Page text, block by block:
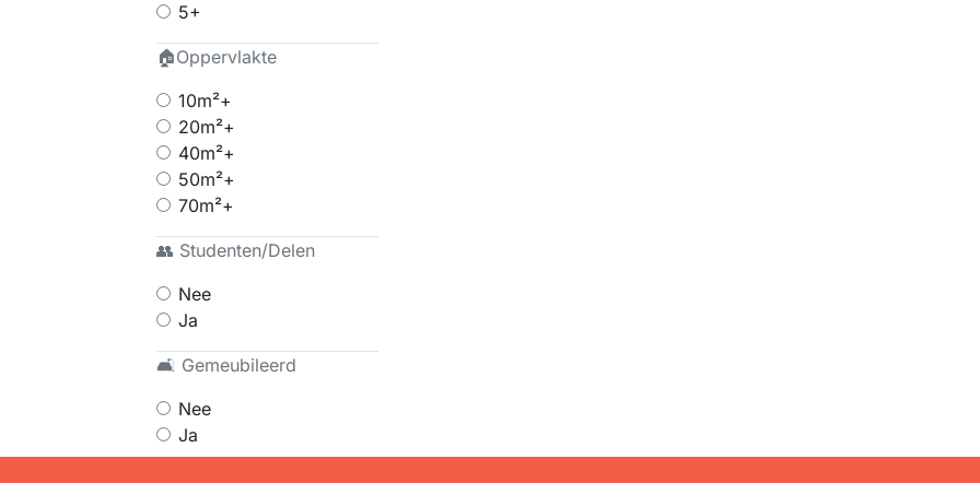
5+
🏠Oppervlakte
10m²+
20m²+
40m²+
50m²+
70m²+
👥 Studenten/Delen
Nee
Ja
🛋 Gemeubileerd
Nee
Ja